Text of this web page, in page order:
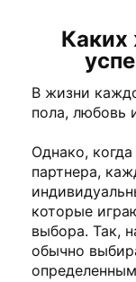
В жизни
пола, любовь
Однако,
партнера,
которые
выбора. Так,
обычно